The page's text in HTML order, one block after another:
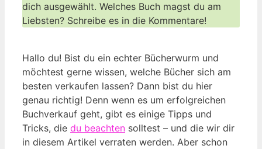
dich ausgewählt. Welches Buch magst du am
Liebsten? Schreibe es in die Kommentare!
Hallo du! Bist du ein echter Bücherwurm und
möchtest gerne wissen, welche Bücher sich am
besten verkaufen lassen? Dann bist du hier
genau richtig! Denn wenn es um erfolgreichen
Buchverkauf geht, gibt es einige Tipps und
Tricks, die du beachten solltest – und die wir dir
in diesem Artikel verraten werden. Aber schon